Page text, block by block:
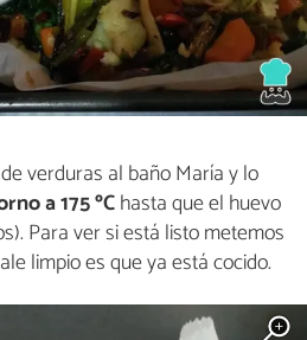
verduras al baño María y lo
a 175 ºChasta que el huevo
Para ver si está listo metemos
limpio es que ya está cocido.